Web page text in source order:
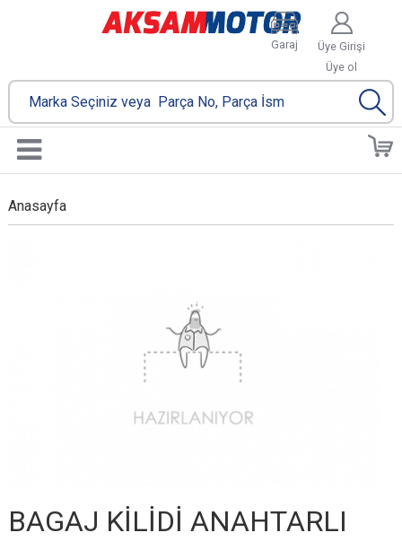
Üye Girişi
Üye ol
Garaj
Anasayfa
BAGAJ KİLİDİ ANAHTARLI